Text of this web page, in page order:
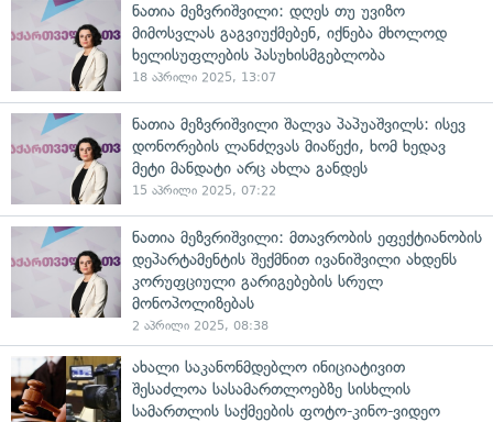
ნათია მეზვრიშვილი: დღეს თუ უვიზო
მიმოსვლას გაგვიუქმებენ, იქნება მხოლოდ
ხელისუფლების პასუხისმგებლობა
18 აპრილი 2025, 13:07
ნათია მეზვრიშვილი შალვა პაპუაშვილს: ისევ
დონორების ლანძღვას მიაწექი, ხომ ხედავ
მეტი მანდატი არც ახლა განდეს
15 აპრილი 2025, 07:22
ნათია მეზვრიშვილი: მთავრობის ეფექტიანობის
დეპარტამენტის შექმნით ივანიშვილი ახდენს
კორუფციული გარიგებების სრულ
მონოპოლიზებას
2 აპრილი 2025, 08:38
ახალი საკანონმდებლო ინიციატივით
შესაძლოა სასამართლოებზე სისხლის
სამართლის საქმეების ფოტო-კინო-ვიდეო